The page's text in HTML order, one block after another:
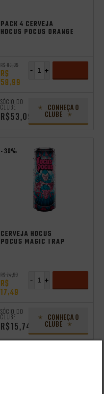
PACK 4 CERVEJA
HOCUS POCUS ORANGE
R$ 83,99
R$
58,99
+
-
SÓCIO DO
CLUBE
R$53,09
CONHEÇA O
CLUBE
- 30%
CERVEJA HOCUS
POCUS MAGIC TRAP
R$ 24,99
R$
17,49
+
-
SÓCIO DO
CLUBE
R$15,74
CONHEÇA O
CLUBE